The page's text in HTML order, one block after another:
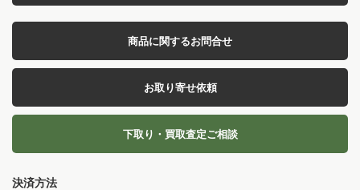
商品に関するお問合せ
お取り寄せ依頼
下取り・買取査定ご相談
決済方法